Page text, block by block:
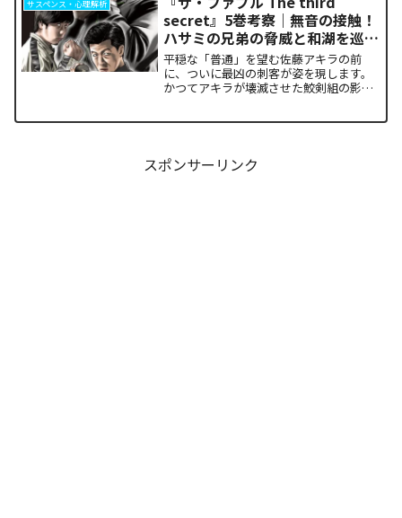
サスペンス・心理解析
secret』5巻考察｜無音の接触！
ハサミの兄弟の脅威と和湖を巡る
因縁の真相
平穏な「普通」を望む佐藤アキラの前
に、ついに最凶の刺客が姿を現します。
かつてアキラが壊滅させた鮫剣組の影に
スポンサーリンク